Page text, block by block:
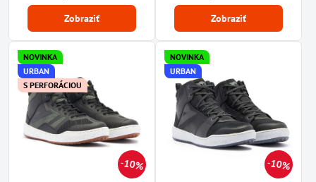
Zobraziť Zobraziť
10%
NOVINKA
URBAN
S PERFORÁCIOU
10%
NOVINKA
URBAN